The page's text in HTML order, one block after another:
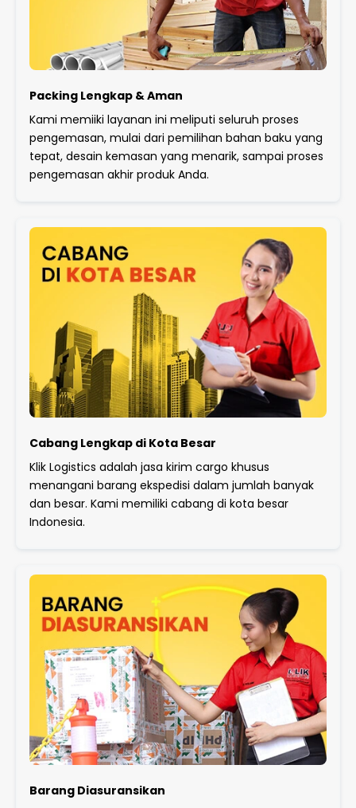
Packing Lengkap & Aman
Kami memiiki layanan ini meliputi seluruh proses
pengemasan, mulai dari pemilihan bahan baku yang
tepat, desain kemasan yang menarik, sampai proses
pengemasan akhir produk Anda.
Cabang Lengkap di Kota Besar
Klik Logistics adalah jasa kirim cargo khusus
menangani barang ekspedisi dalam jumlah banyak
dan besar. Kami memiliki cabang di kota besar
Indonesia.
Barang Diasuransikan